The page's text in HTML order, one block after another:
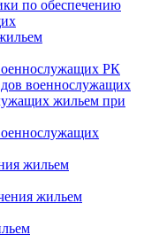
по обеспечению
РК
военнослужащих
жильем при
жильем
жильем